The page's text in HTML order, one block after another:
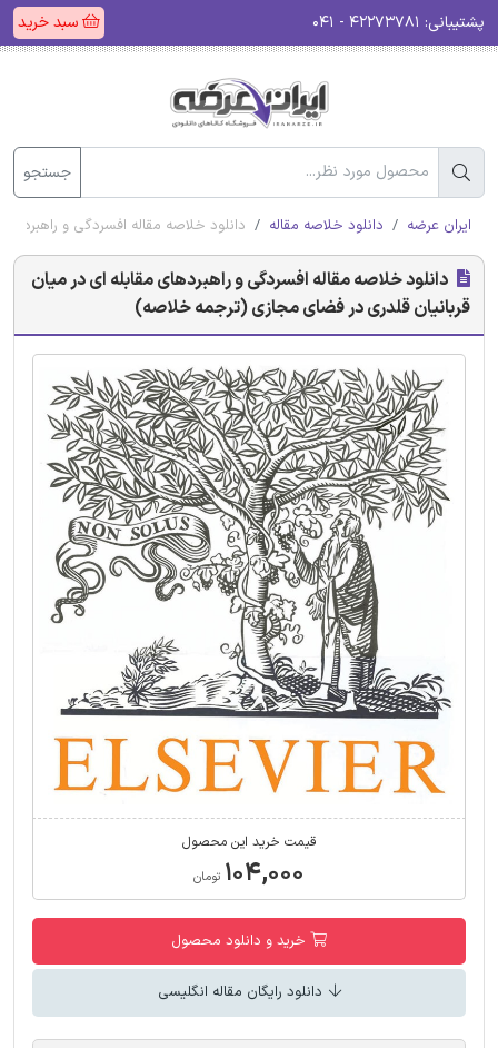
پشتیبانی: سبد خرید
جستجو
ایران عرضه دانلود خلاصه مقاله دانلود خلاصه مقاله افسردگی و
دانلود خلاصه مقاله افسردگی و راهبردهای مقابله ای در میان
قربانیان قلدری در فضای مجازی (ترجمه خلاصه)
قیمت خرید این محصول
۱۰۴,۰۰۰ تومان
خرید و دانلود محصول
دانلود رایگان مقاله انگلیسی